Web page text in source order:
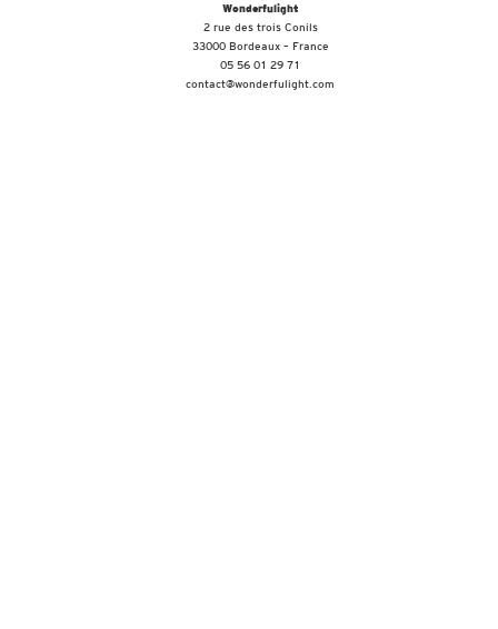
Wonderfulight
2 rue des trois Conils
33000 Bordeaux – France
05 56 01 29 71
contact@wonderfulight.com